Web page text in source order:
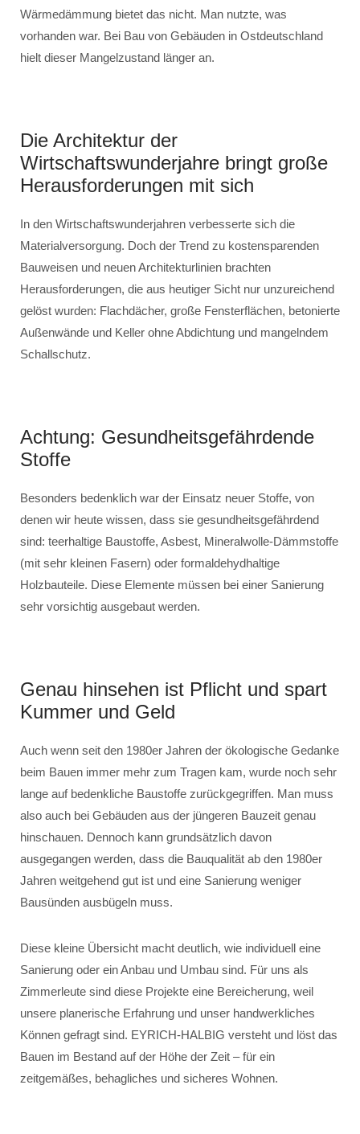
Wärmedämmung bietet das nicht. Man nutzte, was
vorhanden war. Bei Bau von Gebäuden in Ostdeutschland
hielt dieser Mangelzustand länger an.
Die Architektur der
Wirtschaftswunderjahre bringt große
Herausforderungen mit sich
In den Wirtschaftswunderjahren verbesserte sich die
Materialversorgung. Doch der Trend zu kostensparenden
Bauweisen und neuen Architekturlinien brachten
Herausforderungen, die aus heutiger Sicht nur unzureichend
gelöst wurden: Flachdächer, große Fensterflächen, betonierte
Außenwände und Keller ohne Abdichtung und mangelndem
Schallschutz.
Achtung: Gesundheitsgefährdende
Stoffe
Besonders bedenklich war der Einsatz neuer Stoffe, von
denen wir heute wissen, dass sie gesundheitsgefährdend
sind: teerhaltige Baustoffe, Asbest, Mineralwolle-Dämmstoffe
(mit sehr kleinen Fasern) oder formaldehydhaltige
Holzbauteile. Diese Elemente müssen bei einer Sanierung
sehr vorsichtig ausgebaut werden.
Genau hinsehen ist Pflicht und spart
Kummer und Geld
Auch wenn seit den 1980er Jahren der ökologische Gedanke
beim Bauen immer mehr zum Tragen kam, wurde noch sehr
lange auf bedenkliche Baustoffe zurückgegriffen. Man muss
also auch bei Gebäuden aus der jüngeren Bauzeit genau
hinschauen. Dennoch kann grundsätzlich davon
ausgegangen werden, dass die Bauqualität ab den 1980er
Jahren weitgehend gut ist und eine Sanierung weniger
Bausünden ausbügeln muss.
Diese kleine Übersicht macht deutlich, wie individuell eine
Sanierung oder ein Anbau und Umbau sind. Für uns als
Zimmerleute sind diese Projekte eine Bereicherung, weil
unsere planerische Erfahrung und unser handwerkliches
Können gefragt sind. EYRICH-HALBIG versteht und löst das
Bauen im Bestand auf der Höhe der Zeit – für ein
zeitgemäßes, behagliches und sicheres Wohnen.